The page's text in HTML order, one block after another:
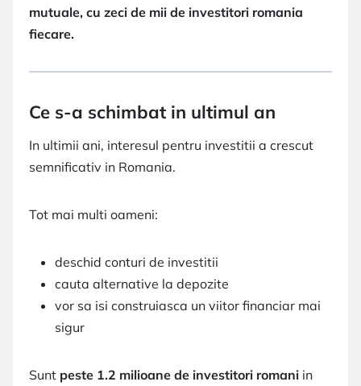
mutuale, cu zeci de mii de investitori romania
fiecare.
Ce s-a schimbat in ultimul an
In ultimii ani, interesul pentru investitii a crescut
semnificativ in Romania.
Tot mai multi oameni:
deschid conturi de investitii
cauta alternative la depozite
vor sa isi construiasca un viitor financiar mai
sigur
Sunt peste 1.2 milioane de investitori romani in